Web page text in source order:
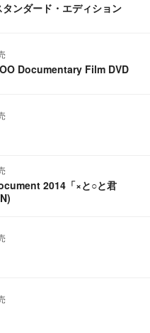
タンダード・エディション
Documentary Film DVD
2014「×と○と君